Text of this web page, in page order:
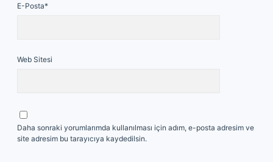
E-Posta*
Web Sitesi
Daha sonraki yorumlarımda kullanılması için adım, e-posta adresim ve
site adresim bu tarayıcıya kaydedilsin.